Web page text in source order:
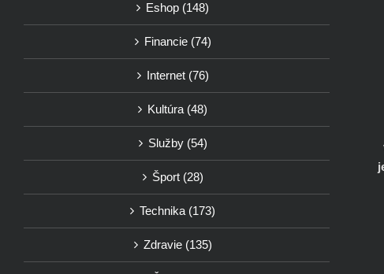
Eshop (148)
Financie (74)
Internet (76)
Kultúra (48)
Služby (54)
Šport (28)
Technika (173)
Zdravie (135)